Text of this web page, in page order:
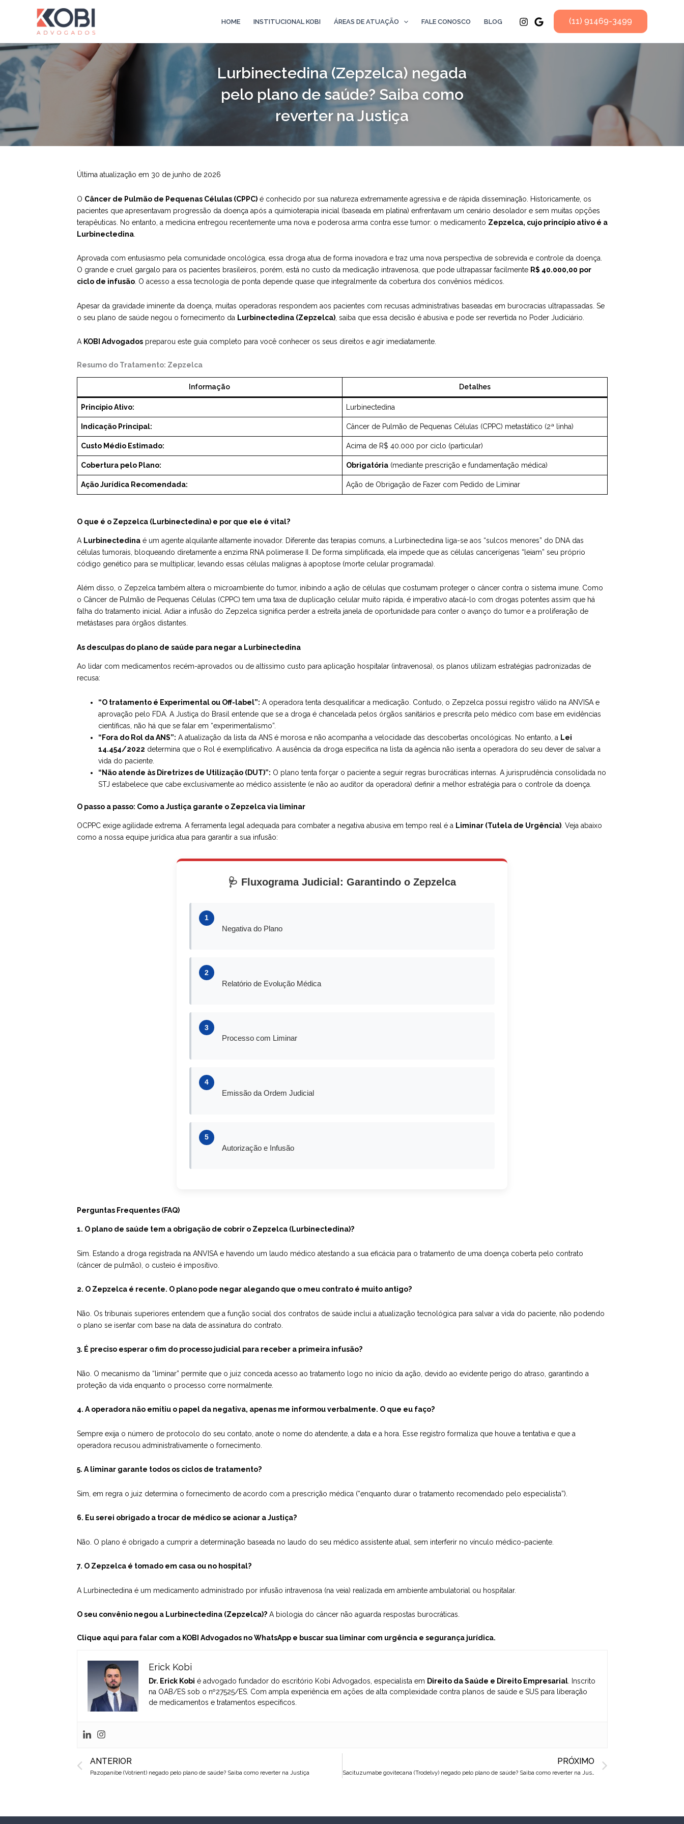
conteúdo
HOME INSTITUCIONAL KOBI ÁREAS DE ATUAÇÃO FALE CONOSCO BLOG (11) 91469-3499
Lurbinectedina (Zepzelca) negada
pelo plano de saúde? Saiba como
reverter na Justiça
Última atualização em 30 de junho de 2026
O Câncer de Pulmão de Pequenas Células (CPPC)é conhecido por sua natureza extremamente agressiva e de rápida disseminação. Historicamente, os
pacientes que apresentavam progressão da doença após a quimioterapia inicial (baseada em platina) enfrentavam um cenário desolador e sem muitas opções
terapêuticas. No entanto, a medicina entregou recentemente uma nova e poderosa arma contra esse tumor: o medicamento Zepzelca, cujo princípio ativo é a
Lurbinectedina.
Aprovada com entusiasmo pela comunidade oncológica, essa droga atua de forma inovadora e traz uma nova perspectiva de sobrevida e controle da doença.
O grande e cruel gargalo para os pacientes brasileiros, porém, está no custo da medicação intravenosa, que pode ultrapassar facilmente R$ 40.000,00 por
ciclo de infusão. O acesso a essa tecnologia de ponta depende quase que integralmente da cobertura dos convênios médicos.
Apesar da gravidade iminente da doença, muitas operadoras respondem aos pacientes com recusas administrativas baseadas em burocracias ultrapassadas. Se
o seu plano de saúde negou o fornecimento da Lurbinectedina (Zepzelca), saiba que essa decisão é abusiva e pode ser revertida no Poder Judiciário.
A KOBI Advogadospreparou este guia completo para você conhecer os seus direitos e agir imediatamente.
Resumo do Tratamento: Zepzelca
Informação Detalhes
Princípio Ativo: Lurbinectedina
Indicação Principal: Câncer de Pulmão de Pequenas Células (CPPC) metastático (2ª linha)
Custo Médio Estimado: Acima de R$ 40.000 por ciclo (particular)
Cobertura pelo Plano: Obrigatória(mediante prescrição e fundamentação médica)
Ação Jurídica Recomendada: Ação de Obrigação de Fazer com Pedido de Liminar
O que é o Zepzelca (Lurbinectedina) e por que ele é vital?
A Lurbinectedinaé um agente alquilante altamente inovador. Diferente das terapias comuns, a Lurbinectedina liga-se aos “sulcos menores” do DNA das
células tumorais, bloqueando diretamente a enzima RNA polimerase II. De forma simplificada, ela impede que as células cancerígenas “leiam” seu próprio
código genético para se multiplicar, levando essas células malignas à apoptose (morte celular programada).
Além disso, o Zepzelca também altera o microambiente do tumor, inibindo a ação de células que costumam proteger o câncer contra o sistema imune. Como
o Câncer de Pulmão de Pequenas Células (CPPC) tem uma taxa de duplicação celular muito rápida, é imperativo atacá-lo com drogas potentes assim que há
falha do tratamento inicial. Adiar a infusão do Zepzelca significa perder a estreita janela de oportunidade para conter o avanço do tumor e a proliferação de
metástases para órgãos distantes.
As desculpas do plano de saúde para negar a Lurbinectedina
Ao lidar com medicamentos recém-aprovados ou de altíssimo custo para aplicação hospitalar (intravenosa), os planos utilizam estratégias padronizadas de
recusa:
“O tratamento é Experimental ou Off-label”: A operadora tenta desqualificar a medicação. Contudo, o Zepzelca possui registro válido na ANVISA e
aprovação pelo FDA. A Justiça do Brasil entende que se a droga é chancelada pelos órgãos sanitários e prescrita pelo médico com base em evidências
científicas, não há que se falar em “experimentalismo”.
“Fora do Rol da ANS”: A atualização da lista da ANS é morosa e não acompanha a velocidade das descobertas oncológicas. No entanto, a Lei
14.454/2022 determina que o Rol é exemplificativo. A ausência da droga específica na lista da agência não isenta a operadora do seu dever de salvar a
vida do paciente.
“Não atende às Diretrizes de Utilização (DUT)”: O plano tenta forçar o paciente a seguir regras burocráticas internas. A jurisprudência consolidada no
STJ estabelece que cabe exclusivamente ao médico assistente (e não ao auditor da operadora) definir a melhor estratégia para o controle da doença.
O passo a passo: Como a Justiça garante o Zepzelca via liminar
OCPPC exige agilidade extrema. A ferramenta legal adequada para combater a negativa abusiva em tempo real é a Liminar (Tutela de Urgência). Veja abaixo
como a nossa equipe jurídica atua para garantir a sua infusão:
🩺 Fluxograma Judicial: Garantindo o Zepzelca
1
Negativa do Plano
2
Relatório de Evolução Médica
3
Processo com Liminar
4
Emissão da Ordem Judicial
5
Autorização e Infusão
Perguntas Frequentes (FAQ)
1. O plano de saúde tem a obrigação de cobrir o Zepzelca (Lurbinectedina)?
Sim. Estando a droga registrada na ANVISA e havendo um laudo médico atestando a sua eficácia para o tratamento de uma doença coberta pelo contrato
(câncer de pulmão), o custeio é impositivo.
2. O Zepzelca é recente. O plano pode negar alegando que o meu contrato é muito antigo?
Não. Os tribunais superiores entendem que a função social dos contratos de saúde inclui a atualização tecnológica para salvar a vida do paciente, não podendo
o plano se isentar com base na data de assinatura do contrato.
3. É preciso esperar o fim do processo judicial para receber a primeira infusão?
Não. O mecanismo da “liminar” permite que o juiz conceda acesso ao tratamento logo no início da ação, devido ao evidente perigo do atraso, garantindo a
proteção da vida enquanto o processo corre normalmente.
4. A operadora não emitiu o papel da negativa, apenas me informou verbalmente. O que eu faço?
Sempre exija o número de protocolo do seu contato, anote o nome do atendente, a data e a hora. Esse registro formaliza que houve a tentativa e que a
operadora recusou administrativamente o fornecimento.
5. A liminar garante todos os ciclos de tratamento?
Sim, em regra o juiz determina o fornecimento de acordo com a prescrição médica (“enquanto durar o tratamento recomendado pelo especialista”).
6. Eu serei obrigado a trocar de médico se acionar a Justiça?
Não. O plano é obrigado a cumprir a determinação baseada no laudo do seu médico assistente atual, sem interferir no vínculo médico-paciente.
7. O Zepzelca é tomado em casa ou no hospital?
A Lurbinectedina é um medicamento administrado por infusão intravenosa (na veia) realizada em ambiente ambulatorial ou hospitalar.
O seu convênio negou a Lurbinectedina (Zepzelca)?A biologia do câncer não aguarda respostas burocráticas.
Clique aqui para falar com a KOBI Advogados no WhatsApp e buscar sua liminar com urgência e segurança jurídica.
Erick Kobi
Dr. Erick Kobi é advogado fundador do escritório Kobi Advogados, especialista em Direito da Saúde e Direito Empresarial. Inscrito
na OAB/ES sob o nº27525/ES. Com ampla experiência em ações de alta complexidade contra planos de saúde e SUS para liberação
de medicamentos e tratamentos específicos.
Prev
ANTERIOR
Pazopanibe (Votrient) negado pelo plano de saúde? Saiba como reverter na Justiça
PRÓXIMO
Sacituzumabe govitecana (Trodelvy) negado pelo plano de saúde? Saiba como reverter na Justiça